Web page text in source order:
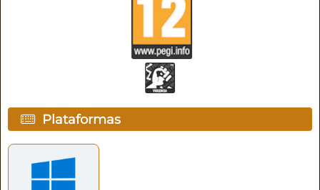
Plataformas